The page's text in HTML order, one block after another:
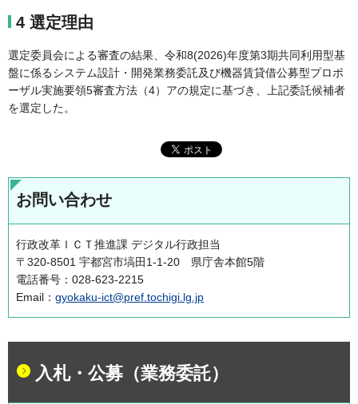
4 選定理由
選定委員会による審査の結果、令和8(2026)年度第3期共同利用型基
盤に係るシステム設計・開発業務委託及び機器賃貸借公募型プロポ
ーザル実施要領5審査方法（4）アの規定に基づき、上記委託候補者
を選定した。
お問い合わせ
行政改革ＩＣＴ推進課 デジタル行政担当
〒320-8501 宇都宮市塙田1-1-20 県庁舎本館5階
電話番号：028-623-2215
Email： gyokaku-ict@pref.tochigi.lg.jp
入札・公募（業務委託）